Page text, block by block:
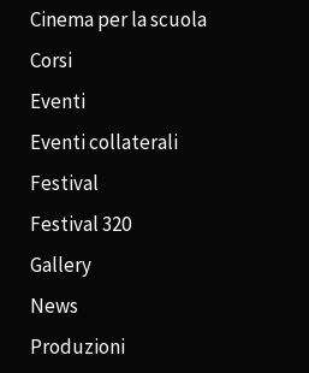
Cinema per la scuola
Corsi
Eventi
Eventi collaterali
Festival
Festival 320
Gallery
News
Produzioni